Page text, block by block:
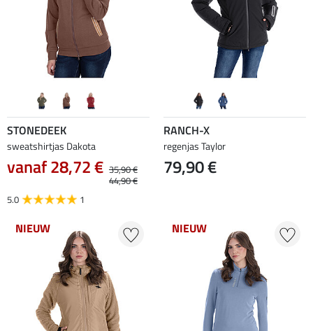
STONEDEEK
sweatshirtjas Dakota
vanaf 28,72 € 35,90 €
44,90 €
5.0
1
RANCH-X
regenjas Taylor
79,90 €
NIEUW NIEUW